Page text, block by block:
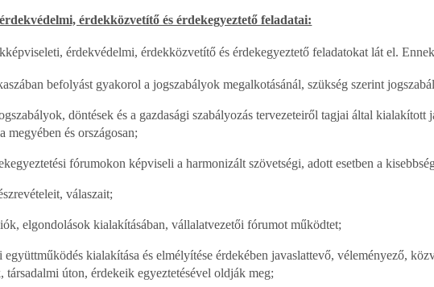
érdekközvetítő és érdekegyeztető feladatai:
érdekvédelmi, érdekközvetítő és érdekegyeztető feladatokat lát el.
befolyást gyakorol a jogszabályok megalkotásánál, szükség szerint
döntések és a gazdasági szabályozás tervezeteiről tagjai által
megyében és országosan;
fórumokon képviseli a harmonizált szövetségi, adott esetben a
válaszait;
elgondolások kialakításában, vállalatvezetői fórumot működtet;
kialakítása és elmélyítése érdekében javaslattevő, véleményező,
úton, érdekeik egyeztetésével oldják meg;